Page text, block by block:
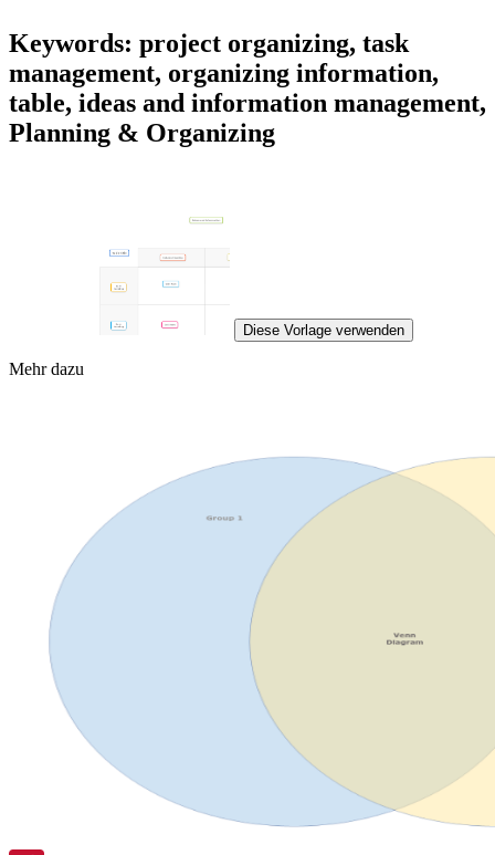
Keywords: project organizing, task
management, organizing information,
table, ideas and information management,
Planning & Organizing
Diese Vorlage verwenden
Mehr dazu